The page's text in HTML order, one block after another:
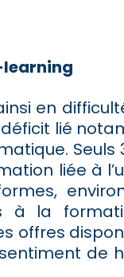
learning
en
lié
Seuls
liée à
à la
offres
de